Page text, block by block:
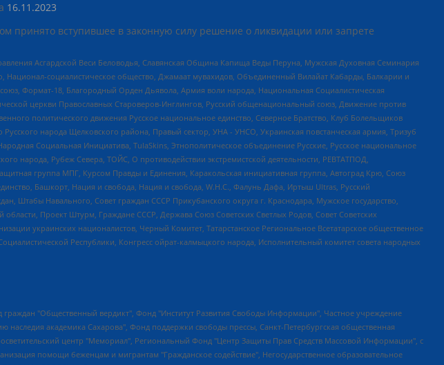
16.11.2023
принято вступившее в законную силу решение о ликвидации или запрете
Асгардской Веси Беловодья, Славянская Община Капища Веды Перуна, Мужская Духовная Семинария
социалистическое общество, Джамаат мувахидов, Объединенный Вилайат Кабарды, Балкарии и
Формат-18, Благородный Орден Дьявола, Армия воли народа, Национальная Социалистическая
церкви Православных Староверов-Инглингов, Русский общенациональный союз, Движение против
политического движения Русское национальное единство, Северное Братство, Клуб Болельщиков
народа Щелковского района, Правый сектор, УНА - УНСО, Украинская повстанческая армия, Тризуб
Социальная Инициатива, TulaSkins, Этнополитическое объединение Русские, Русское национальное
народа, Рубеж Севера, ТОЙС, О противодействии экстремистской деятельности, РЕВТАТПОД,
группа МПГ, Курсом Правды и Единения, Каракольская инициативная группа, Автоград Крю, Союз
Башкорт, Нация и свобода, Нация и свобода, W.H.С., Фалунь Дафа, Иртыш Ultras, Русский
Навального, Совет граждан СССР Прикубанского округа г. Краснодара, Мужское государство,
Проект Штурм, Граждане СССР, Держава Союз Советских Светлых Родов, Совет Советских
украинских националистов, Черный Комитет, Татарстанское Региональное Всетатарское общественное
Республики, Конгресс ойрат-калмыцкого народа, Исполнительный комитет совета народных
издания https://mnews.world/, Компания "Stichting Bellingcat", зарегистрированная в Нидерландах (дата регистрации 11.07.2018), Захаров Андрей Вячеславович, Клепиковская Екатерина Дмитриевна, Общество с ограниченной ответственностью "МЕМО", Перл Роман Александрович, Симонов Евгений Алексеевич, Соловьева Елена Анатольевна, Сотников Даниил Владимирович, Сурначева Елизавета Дмитриевна, Автономная некоммерческая организация по защите прав человека и информированию населения "Якутия – Наше Мнение", Общество с ограниченной ответственностью "Москоу диджитал медиа", с 26.01.2023 Общество с ограниченной ответственностью "Чайка Белые сады", Ветошкина Валерия Валерьевна, Заговора Максим Александрович, Межрегиональное общественное движение "Российская ЛГБТ - сеть", Оленичев Максим Владимирович, Павлов Иван Юрьевич, Скворцова Елена Сергеевна, Общество с ограниченной ответственностью "Как бы инагент", Кочетков Игорь Викторович, Общество с ограниченной ответственностью "Честные выборы", Еланчик Олег Александрович, Общество с ограниченной ответственностью "Нобелевский призыв", Гималова Регина Эмилевна, Григорьев Андрей Валерьевич, Григорьева Алина Александровна, Ассоциация по содействию защите прав призывников, альтернативнослужащих и военнослужащих "Правозащитная группа "Гражданин.Армия.Право", Хисамова Регина Фаритовна, Автономная некоммерческая организация по реализации социально-правовых программ "Лилит", Дальневосточное общественное движение "Маяк", Санкт-Петербургская ЛГБТ-инициативная группа "Выход", Инициативная группа ЛГБТ+ "Реверс", Алексеев Андрей Викторович, Бекбулатова Таисия Львовна, Беляев Иван Михайлович, Владыкина Елена Сергеевна, Гельман Марат Александрович, Никульшина Вероника Юрьевна, Толоконникова Надежда Андреевна, Шендерович Виктор Анатольевич, Общество с ограниченной ответственностью "Данное сообщение", Общество с ограниченной ответственностью Издательский дом "Новая глава", Айнбиндер Александра Александровна, Московский комьюнити-центр для ЛГБТ+инициатив, Благотворительный фонд развития филантропии, Deutsche Welle (Германия, Kurt-Schumacher-Strasse 3, 53113 Bonn), Борзунова Мария Михайловна, Воробьев Виктор Викторович, Голубева Анна Львовна, Константинова Алла Михайловна, Малкова Ирина Владимировна, Мурадов Мурад Абдулгалимович, Осетинская Елизавета Николаевна, Понасенков Евгений Николаевич, Ганапольский Матвей Юрьевич, Киселев Евгений Алексеевич, Борухович Ирина Григорьевна, Дремин Иван Тимофеевич, Дубровский Дмитрий Викторович, Красноярская региональная общественная организация поддержки и развития альтернативных образовательных технологий и межкультурных коммуникаций "ИНТЕРРА", Маяковская Екатерина Алексеевна, Фейгин Марк Захарович, Филимонов Андрей Викторович, Дзугкоева Регина Николаевна, Доброхотов Роман Александрович, Дудь Юрий Александрович, Елкин Сергей Владимирович, Кругликов Кирилл Игоревич, Сабунаева Мария Леонидовна, Семенов Алексей Владимирович, Шаинян Карен Багратович, Шульман Екатерина Михайловна, Асафьев Артур Валерьевич, Вахштайн Виктор Семенович, Венедиктов Алексей Алексеевич, Лушникова Екатерина Евгеньевна, Волков Леонид Михайлович, Невзоров Александр Глебович, Пархоменко Сергей Борисович, Сироткин Ярослав Николаевич, Кара-Мурза Владимир Владимирович, Баранова Наталья Владимировна, Гозман Леонид Яковлевич, Кагарлицкий Борис Юльевич, Климарев Михаил Валерьевич, Милов Владимир Станиславович, Автономная некоммерческая организация Краснодарский центр современного искусства "Типография", Моргенштерн Алишер Тагирович, Соболь Любовь Эдуардовна, Общество с ограниченной ответственностью "ЛИЗА НОРМ", Каспаров Гарри Кимович, Ходорковский Михаил Борисович, Общество с ограниченной ответственностью "Апрельские тезисы", Данилович Ирина Брониславовна, Кашин Олег Владимирович, Петров Николай Владимирович, Пивоваров Алексей Владимирович, Соколов Михаил Владимирович, Цветкова Юлия Владимировна, Чичваркин Евгений Александрович, Комитет против пыток/Команда против пыток, Общество с ограниченной ответственностью "Первый научный", Общество с ограниченной ответственностью "Вертолет и ко", Белоцерковская Вероника Борисовна, Кац Максим Евгеньевич, Лазарева Татьяна Юрьевна, Шаведдинов Руслан Табризович, Яшин Илья Валерьевич, Общество с ограниченной ответственностью "Иноагент ААВ", Алешковский Дмитрий Петрович, Альбац Евгения Марковна, Быков Дмитрий Львович, Галямина Юлия Евгеньевна, Лойко Сергей Леонидович, Мартынов Кирилл Константинович, Медведев Сергей Александрович, Крашенинников Федор Геннадиевич, Гордеева Катерина Вл